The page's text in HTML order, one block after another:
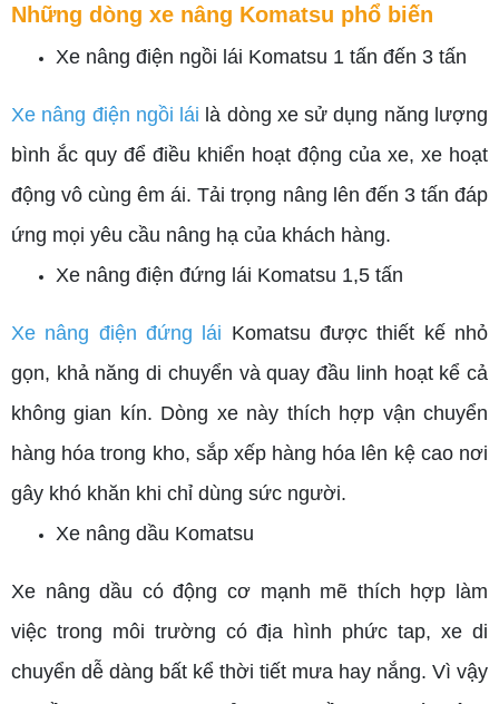
Những dòng xe nâng Komatsu phổ biến
Xe nâng điện ngồi lái Komatsu 1 tấn đến 3 tấn
Xe nâng điện ngồi lái là dòng xe sử dụng năng lượng
bình ắc quy để điều khiển hoạt động của xe, xe hoạt
động vô cùng êm ái. Tải trọng nâng lên đến 3 tấn đáp
ứng mọi yêu cầu nâng hạ của khách hàng.
Xe nâng điện đứng lái Komatsu 1,5 tấn
Xe nâng điện đứng lái Komatsu được thiết kế nhỏ
gọn, khả năng di chuyển và quay đầu linh hoạt kể cả
không gian kín. Dòng xe này thích hợp vận chuyển
hàng hóa trong kho, sắp xếp hàng hóa lên kệ cao nơi
gây khó khăn khi chỉ dùng sức người.
Xe nâng dầu Komatsu
Xe nâng dầu có động cơ mạnh mẽ thích hợp làm
việc trong môi trường có địa hình phức tap, xe di
chuyển dễ dàng bất kể thời tiết mưa hay nắng. Vì vậy